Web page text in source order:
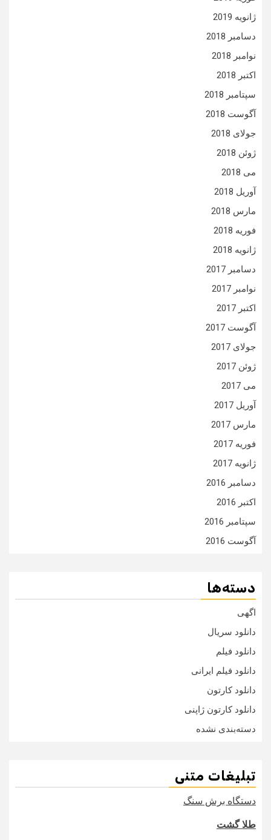
ژانویه 2019
دسامبر 2018
نوامبر 2018
اکتبر 2018
سپتامبر 2018
آگوست 2018
جولای 2018
ژوئن 2018
می 2018
آوریل 2018
مارس 2018
فوریه 2018
ژانویه 2018
دسامبر 2017
نوامبر 2017
اکتبر 2017
آگوست 2017
جولای 2017
ژوئن 2017
می 2017
آوریل 2017
مارس 2017
فوریه 2017
ژانویه 2017
دسامبر 2016
اکتبر 2016
سپتامبر 2016
آگوست 2016
دسته‌ها
اگهی
دانلود سریال
دانلود فیلم
دانلود فیلم ایرانی
دانلود کارتون
دانلود کارتون ژاپنی
دسته‌بندی نشده
تبلیغات متنی
دستگاه برش سنگ
طلا گشت